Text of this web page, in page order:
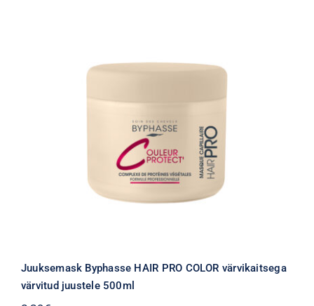
Juuksemask Byphasse HAIR PRO COLOR värvikaitsega
värvitud juustele 500ml